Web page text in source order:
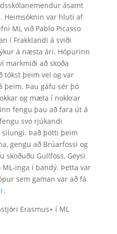
ásamt
Heimsóknin var hluti af
ML við Pablo Picasso
í Frakklandi á sviði
á næsta ári. Hópurinn
markmiði að skoða
tókst þeim vel og var
þeim. Þau gáfu sér þó
og mæta í nokkrar
fengu þau að fara út á
svo rjúkandi
Það þótti þeim
gengu að Brúarfossi og
skoðuðu Gullfoss, Geysi
inga í bandý. Þetta var
sem gaman var að fá
.
Erasmus+ í ML